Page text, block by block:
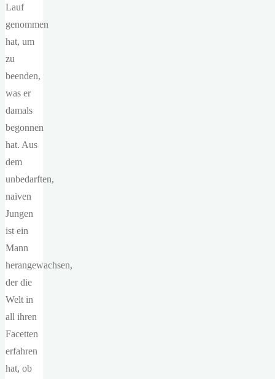
Lauf
genommen
hat, um
zu
beenden,
was er
damals
begonnen
hat. Aus
dem
unbedarften,
naiven
Jungen
ist ein
Mann
herangewachsen,
der die
Welt in
all ihren
Facetten
erfahren
hat, ob